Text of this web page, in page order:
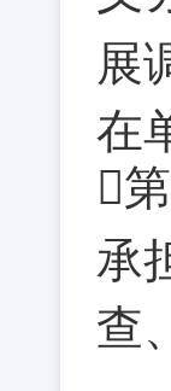
展
在

承
查